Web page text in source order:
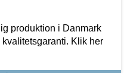
produktion i Danmark
Klik her